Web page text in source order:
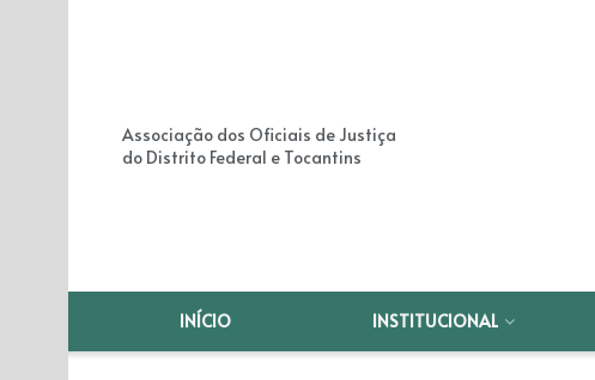
Associação dos Oficiais de Justiça
do Distrito Federal e Tocantins
INÍCIO INSTITUCIONAL